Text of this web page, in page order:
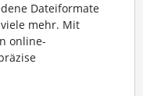
Dateiformate
viele mehr. Mit
online-